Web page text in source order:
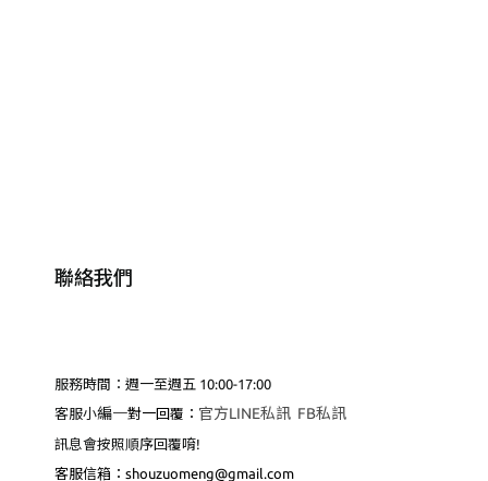
聯絡我們
服務時間：週一至週五 10:00-17:00
客服小編一對一回覆： 官方LINE私訊 FB私訊
訊息會按照順序回覆唷!
客服信箱：shouzuomeng@gmail.com